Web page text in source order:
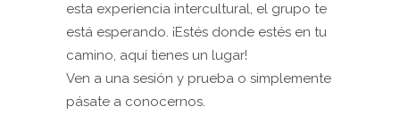
esta experiencia intercultural, el grupo te
está esperando. ¡Estés donde estés en tu
camino, aquí tienes un lugar!
Ven a una sesión y prueba o simplemente
pásate a conocernos.